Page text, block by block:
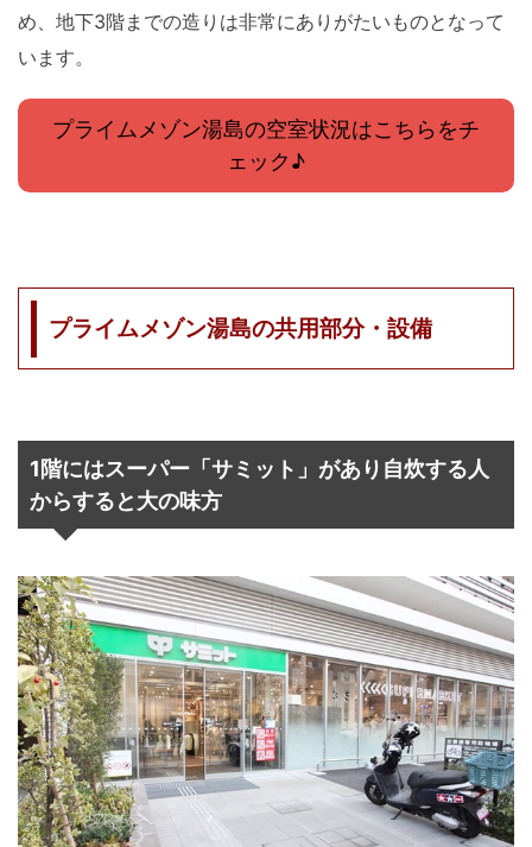
め、地下3階までの造りは非常にありがたいものとなって
います。
プライムメゾン湯島の空室状況はこちらをチ
ェック♪
プライムメゾン湯島の共用部分・設備
1階にはスーパー「サミット」があり自炊する人
からすると大の味方